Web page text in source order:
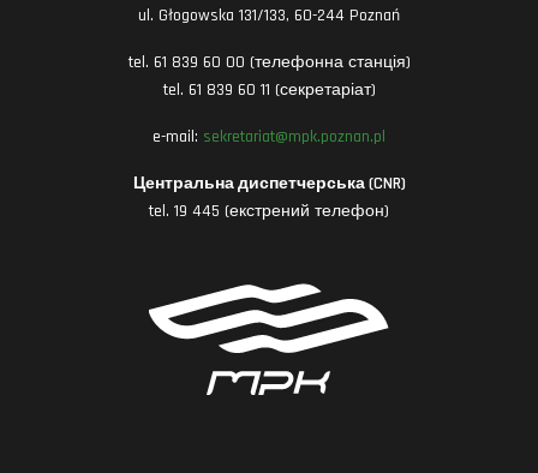
ul. Głogowska 131/133, 60-244 Poznań
tel. 61 839 60 00 (телефонна станція)
tel. 61 839 60 11 (секретаріат)
e-mail: sekretariat@mpk.poznan.pl
Центральна диспетчерська (CNR)
tel. 19 445 (екстрений телефон)